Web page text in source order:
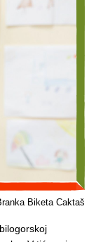
Biketa Caktaš